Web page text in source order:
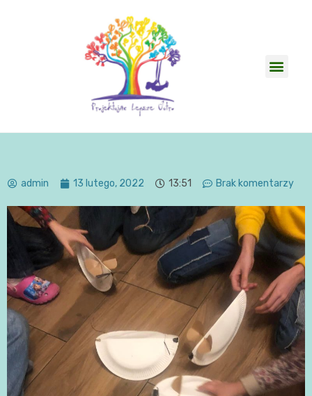
admin 13 lutego, 2022 13:51 Brak komentarzy